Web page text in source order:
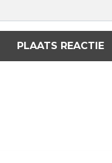
PLAATS REACTIE